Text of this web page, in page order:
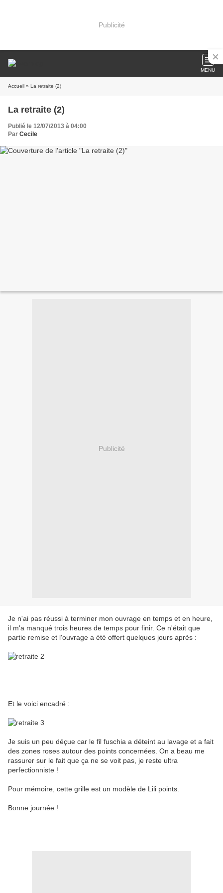
Publicité
MENU
Accueil » La retraite (2)
La retraite (2)
Publié le 12/07/2013 à 04:00
Par Cecile
Publicité
Je n'ai pas réussi à terminer mon ouvrage en temps et en heure,
il m'a manqué trois heures de temps pour finir. Ce n'était que
partie remise et l'ouvrage a été offert quelques jours après :
Et le voici encadré :
Je suis un peu déçue car le fil fuschia a déteint au lavage et a fait
des zones roses autour des points concernées. On a beau me
rassurer sur le fait que ça ne se voit pas, je reste ultra
perfectionniste !
Pour mémoire, cette grille est un modèle de Lili points.
Bonne journée !